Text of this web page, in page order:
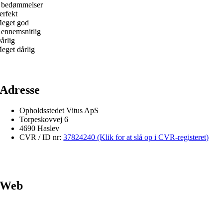
god
dårlig
Adresse
Opholdsstedet Vitus ApS
Torpeskovvej 6
4690 Haslev
CVR / ID nr:37824240 (Klik for at slå op i CVR-registeret)
Web